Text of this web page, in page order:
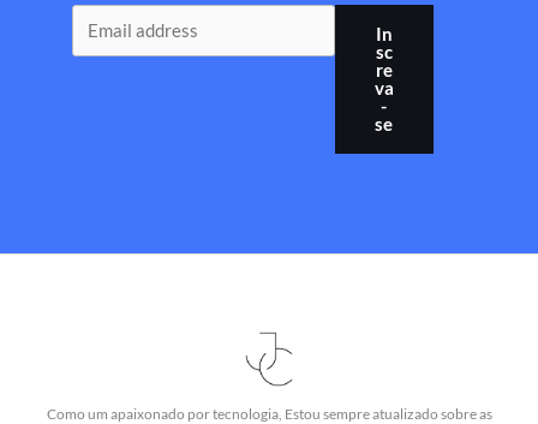
In
sc
re
va
-
se
Como um apaixonado por tecnologia, Estou sempre atualizado sobre as